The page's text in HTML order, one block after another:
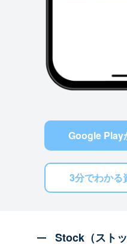
Google Play
3分でわかる
Stock（スト